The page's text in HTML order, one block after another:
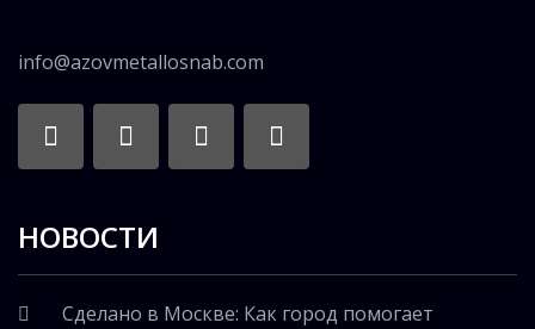
info@azovmetallosnab.com
НОВОСТИ
Сделано в Москве: Как город помогает